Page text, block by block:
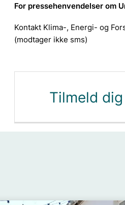
For pressehenvendelser om
Kontakt Klima-, Energi- og
(modtager ikke sms)
Tilmeld